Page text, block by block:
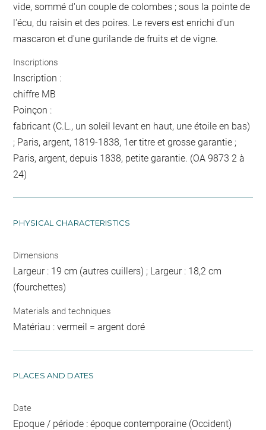
vide, sommé d'un couple de colombes ; sous la pointe de
l'écu, du raisin et des poires. Le revers est enrichi d'un
mascaron et d'une gurilande de fruits et de vigne.
Inscriptions
Inscription :
chiffre MB
Poinçon :
fabricant (C.L., un soleil levant en haut, une étoile en bas)
; Paris, argent, 1819-1838, 1er titre et grosse garantie ;
Paris, argent, depuis 1838, petite garantie. (OA 9873 2 à
24)
PHYSICAL CHARACTERISTICS
Dimensions
Largeur : 19 cm (autres cuillers) ; Largeur : 18,2 cm
(fourchettes)
Materials and techniques
Matériau : vermeil = argent doré
PLACES AND DATES
Date
Epoque / période : époque contemporaine (Occident)